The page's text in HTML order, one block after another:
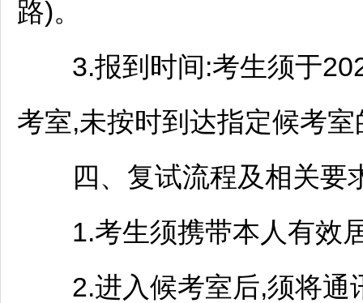
路)。
3.报到时间:考生须于
考室,未按时到达指定候考
四、复试流程及相关要
1.考生须携带本人有效居
2.进入候考室后,须将通